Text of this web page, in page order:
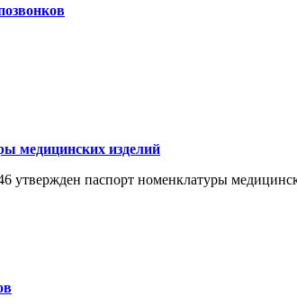
медицинских изделий
паспорт номенклатуры